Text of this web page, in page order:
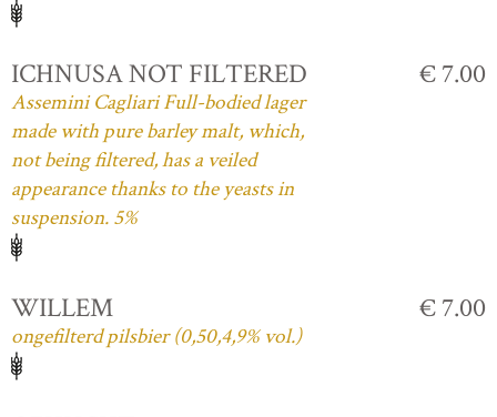
ICHNUSA NOT FILTERED
Assemini Cagliari Full-bodied lager
made with pure barley malt, which,
not being filtered, has a veiled
appearance thanks to the yeasts in
suspension. 5%
€ 7.00
WILLEM
ongefilterd pilsbier (0,50,4,9% vol.)
€ 7.00